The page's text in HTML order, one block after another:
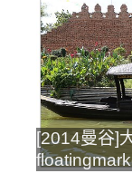
[2014曼谷]